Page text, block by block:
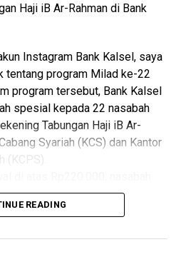
masyarakat Banua,
anak-anak dari keluarga
meraih cita-cita.
dan kepedulian tersebut, Bank
berharap bantuan yang
meringankan kebutuhan biaya
penyemangat bagi para
dan mempersiapkan
Bank Kalsel yang ingin
bisa ikut berpartisipasi
Haji iB Ar-Rahman di Bank
Instagram Bank Kalsel, saya
tentang program Milad ke-22
program tersebut, Bank Kalsel
spesial kepada 22 nasabah
Tabungan Haji iB Ar-
Syariah (KCS) dan Kantor
(KCPS).
voucher belanja senilai
pada 1 hingga 31
READING